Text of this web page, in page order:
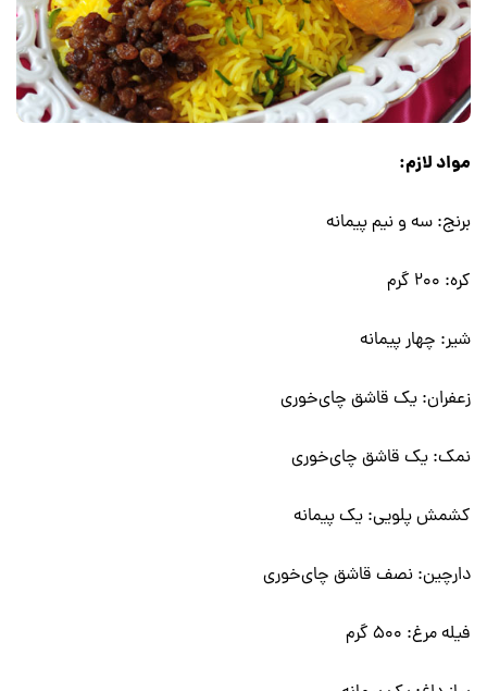
مواد لازم:
برنج: سه و نیم پیمانه
کره: 200 گرم
شیر: چهار پیمانه
زعفران: یک قاشق چای‌خوری
نمک: یک قاشق چای‌خوری
کشمش پلویی: یک پیمانه
دارچین: نصف قاشق چای‌خوری
فیله مرغ: 500 گرم